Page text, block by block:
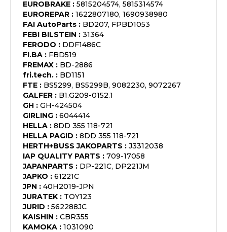
EUROBRAKE : 5815204574, 5815314574
EUROREPAR : 1622807180, 1690938980
FAI AutoParts : BD207, FPBD1053
FEBI BILSTEIN : 31364
FERODO : DDF1486C
FI.BA : FBD519
FREMAX : BD-2886
fri.tech. : BD1151
FTE : BS5299, BS5299B, 9082230, 9072267
GALFER : B1.G209-0152.1
GH : GH-424504
GIRLING : 6044414
HELLA : 8DD 355 118-721
HELLA PAGID : 8DD 355 118-721
HERTH+BUSS JAKOPARTS : J3312038
IAP QUALITY PARTS : 709-17058
JAPANPARTS : DP-221C, DP221JM
JAPKO : 61221C
JPN : 40H2019-JPN
JURATEK : TOY123
JURID : 562288JC
KAISHIN : CBR355
KAMOKA : 1031090